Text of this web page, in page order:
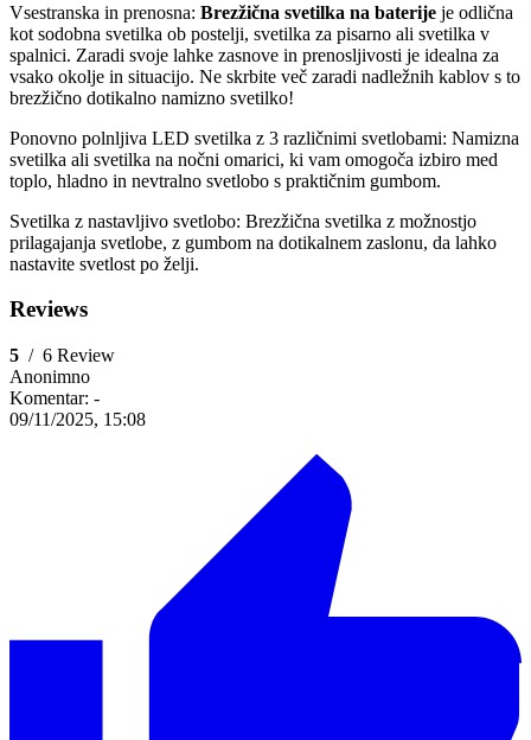
Vsestranska in prenosna: Brezžična svetilka na baterije je odlična
kot sodobna svetilka ob postelji, svetilka za pisarno ali svetilka v
spalnici. Zaradi svoje lahke zasnove in prenosljivosti je idealna za
vsako okolje in situacijo. Ne skrbite več zaradi nadležnih kablov s to
brezžično dotikalno namizno svetilko!
Ponovno polnljiva LED svetilka z 3 različnimi svetlobami: Namizna
svetilka ali svetilka na nočni omarici, ki vam omogoča izbiro med
toplo, hladno in nevtralno svetlobo s praktičnim gumbom.
Svetilka z nastavljivo svetlobo: Brezžična svetilka z možnostjo
prilagajanja svetlobe, z gumbom na dotikalnem zaslonu, da lahko
nastavite svetlost po želji.
Reviews
5 / 6 Review
Anonimno
Komentar: -
09/11/2025, 15:08